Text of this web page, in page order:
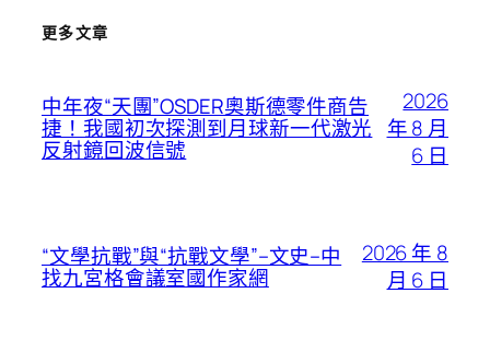
更多文章
中年夜“天團”OSDER奧斯德零件商告
捷！我國初次探測到月球新一代激光
反射鏡回波信號
2026
年 8 月
6 日
“文學抗戰”與“抗戰文學”–文史–中
找九宮格會議室國作家網
2026 年 8
月 6 日